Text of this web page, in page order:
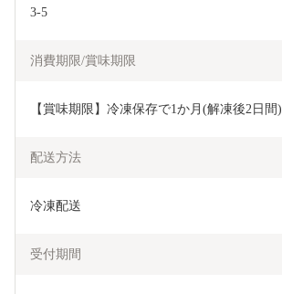
3-5
消費期限/賞味期限
【賞味期限】冷凍保存で1か月(解凍後2日間)
配送方法
冷凍配送
受付期間